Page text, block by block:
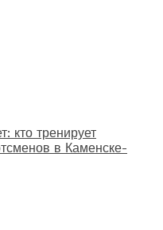
кто тренирует
в Каменске-